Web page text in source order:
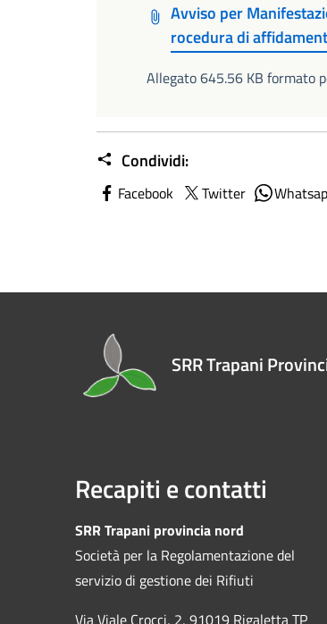
Avviso per
rocedura di
Allegato 645.56 KB formato
Condividi:
Facebook Twitter
SRR Trapani
Recapiti e contatti
SRR Trapani provincia nord
Società per la Regolamentazione del
servizio di gestione dei Rifiuti
Via Viale Crocci, 2, 91019 Rigaletta TP